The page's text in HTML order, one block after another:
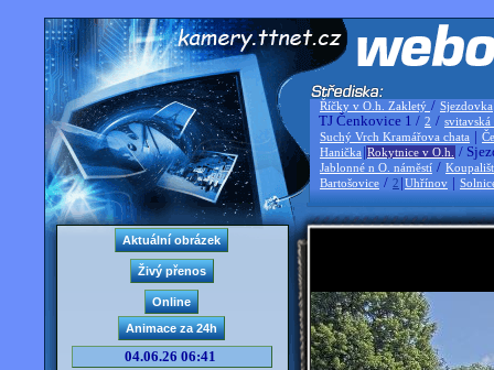
Říčky v O.h. Zakletý / Sjezdovka
TJ Čenkovice 1 / 2 / svitavská
Suchý Vrch Kramářova chata |
Hanička |Rokytnice v O.h. /
Jablonné n O. náměstí /
Bartošovice / 2 |Uhřínov |
04.06.26 06:41